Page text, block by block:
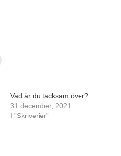
Vad är du tacksam över?
31 december, 2021
I ”Skriverier”